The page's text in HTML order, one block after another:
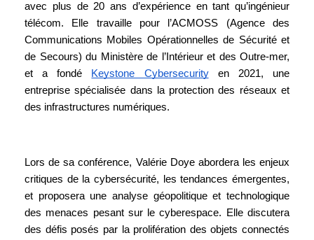
avec plus de 20 ans d’expérience en tant qu’ingénieur
télécom. Elle travaille pour l’ACMOSS (Agence des
Communications Mobiles Opérationnelles de Sécurité et
de Secours) du Ministère de l’Intérieur et des Outre-mer,
et a fondé Keystone Cybersecurityen 2021, une
entreprise spécialisée dans la protection des réseaux et
des infrastructures numériques.
Lors de sa conférence, Valérie Doye abordera les enjeux
critiques de la cybersécurité, les tendances émergentes,
et proposera une analyse géopolitique et technologique
des menaces pesant sur le cyberespace. Elle discutera
des défis posés par la prolifération des objets connectés